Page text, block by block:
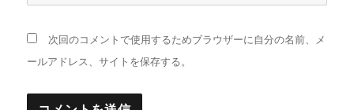
次回のコメントで使用するためブラウザーに自分の名前、メ
ールアドレス、サイトを保存する。